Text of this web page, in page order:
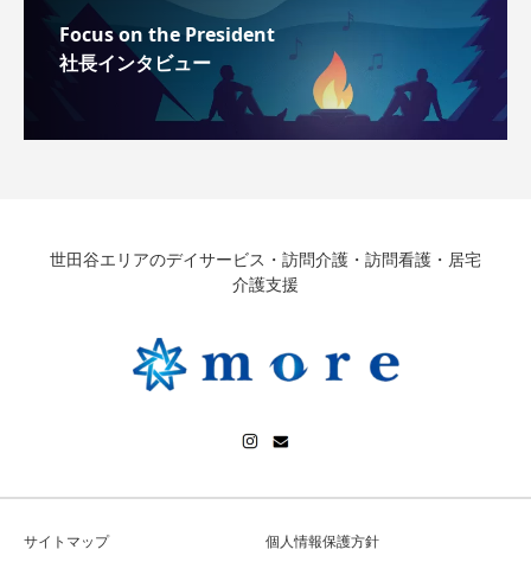
Focus on the President
社長インタビュー
世田谷エリアのデイサービス・訪問介護・訪問看護・居宅
介護支援
サイトマップ 個人情報保護方針